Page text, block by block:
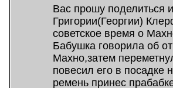
Вас прошу поделиться
Григории(Георгии)
советское время о
Бабушка говорила об
Махно,затем
повесил его в посадке
ремень принес